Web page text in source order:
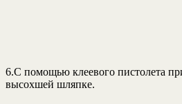
6.С помощью клеевого пистолета
высохшей шляпке.